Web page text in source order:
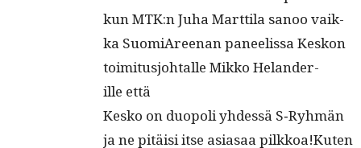
kun MTK:n Juha Mart­ti­la sanoo vaik­
ka Suo­mi­A­reenan paneelis­sa Keskon
toim­i­tusjo­htalle Mikko Helander­
ille että
Kesko on duop­o­li yhdessä S‑Ryhmän
ja ne pitäisi itse asi­asaa pilkkoa!Kuten